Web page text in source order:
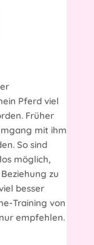
Pferd viel
Früher
mit ihm
So sind
möglich,
zu
besser
Training von
empfehlen.